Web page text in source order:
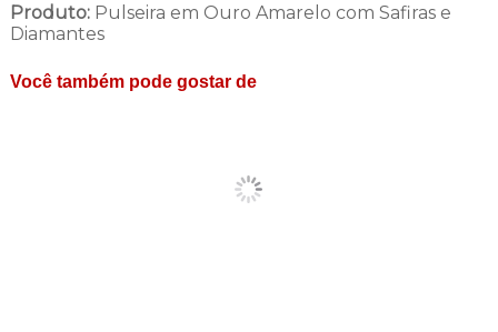
Produto:Pulseira em Ouro Amarelo com Safiras e
Diamantes
Você também pode gostar de